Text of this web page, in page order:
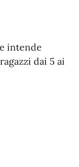
intende
dai 5 ai